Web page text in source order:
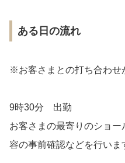
ある日の流れ
※お客さまとの打ち合わせ
9時30分 出勤
お客さまの最寄りのショ
容の事前確認などを行いま